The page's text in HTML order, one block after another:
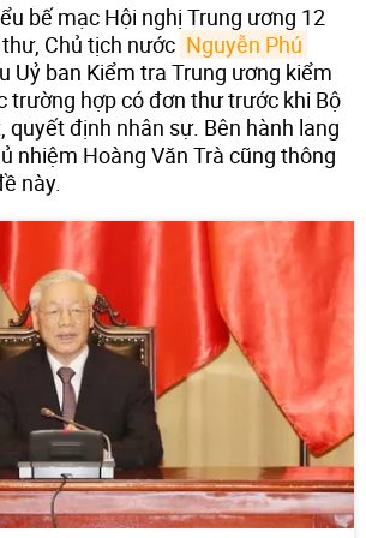
bế mạc Hội nghị Trung ương 12
Chủ tịch nước Nguyễn Phú
Uỷ ban Kiểm tra Trung ương kiểm
trường hợp có đơn thư trước khi Bộ
quyết định nhân sự. Bên hành lang
nhiệm Hoàng Văn Trà cũng thông
này.